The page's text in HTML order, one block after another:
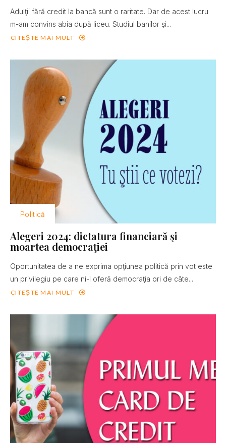
Adulţii fără credit la bancă sunt o raritate. Dar de acest lucru
m-am convins abia după liceu. Studiul banilor şi...
CITEȘTE MAI MULT
Politică
Alegeri 2024: dictatura financiară şi
moartea democraţiei
Oportunitatea de a ne exprima opţiunea politică prin vot este
un privilegiu pe care ni-l oferă democraţia ori de câte...
CITEȘTE MAI MULT